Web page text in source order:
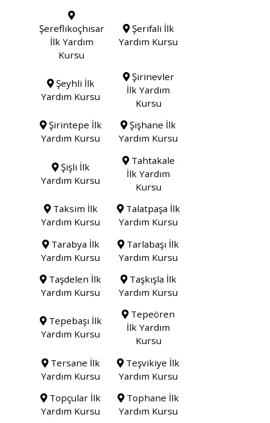
Şereflikoçhisar
İlk Yardım
Kursu
Şerifali İlk
Yardım Kursu
Şeyhli İlk
Yardım Kursu
Şirinevler
İlk Yardım
Kursu
Şirintepe İlk
Yardım Kursu
Şişhane İlk
Yardım Kursu
Şişli İlk
Yardım Kursu
Tahtakale
İlk Yardım
Kursu
Taksim İlk
Yardım Kursu
Talatpaşa İlk
Yardım Kursu
Tarabya İlk
Yardım Kursu
Tarlabaşı İlk
Yardım Kursu
Taşdelen İlk
Yardım Kursu
Taşkışla İlk
Yardım Kursu
Tepebaşı İlk
Yardım Kursu
Tepeören
İlk Yardım
Kursu
Tersane İlk
Yardım Kursu
Teşvikiye İlk
Yardım Kursu
Topçular İlk
Yardım Kursu
Tophane İlk
Yardım Kursu